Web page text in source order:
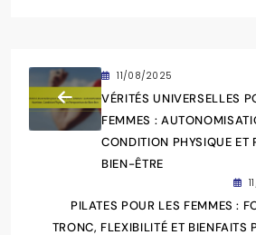
11/08/2025
VÉRITÉS UNIVERSELLES
FEMMES :
CONDITION PHYSIQUE ET
BIEN-ÊTRE
PILATES POUR LES FEMMES :
TRONC, FLEXIBILITÉ ET BIENFAITS